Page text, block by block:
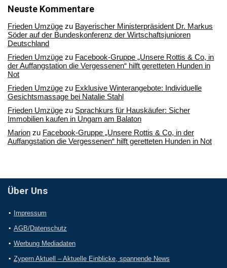
Archiv
Neuste Kommentare
Frieden Umzüge zu Bayerischer Ministerpräsident Dr. Markus
Söder auf der Bundeskonferenz der Wirtschaftsjunioren
Deutschland
Frieden Umzüge zu Facebook-Gruppe „Unsere Rottis & Co, in
der Auffangstation die Vergessenen“ hilft geretteten Hunden in
Not
Frieden Umzüge zu Exklusive Winterangebote: Individuelle
Gesichtsmassage bei Natalie Stahl
Frieden Umzüge zu Sprachkurs für Hauskäufer: Sicher
Immobilien kaufen in Ungarn am Balaton
Marion zu Facebook-Gruppe „Unsere Rottis & Co, in der
Auffangstation die Vergessenen“ hilft geretteten Hunden in Not
Über Uns
Impressum
AGB/Datenschutz
Werbung Mediadaten
Zypern Aktuell – Aktuelle Einblicke, spannende News